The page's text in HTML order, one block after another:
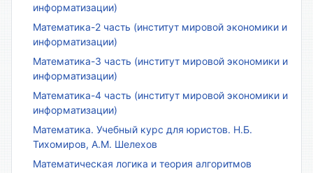
информатизации)
Математика-2 часть (институт мировой экономики и
информатизации)
Математика-3 часть (институт мировой экономики и
информатизации)
Математика-4 часть (институт мировой экономики и
информатизации)
Математика. Учебный курс для юристов. Н.Б.
Тихомиров, А.М. Шелехов
Математическая логика и теория алгоритмов